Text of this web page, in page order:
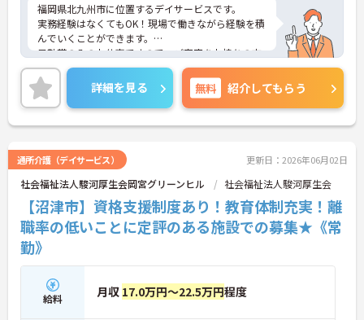
福岡県北九州市に位置するデイサービスです。
実務経験はなくてもOK！現場で働きながら経験を積
んでいくことができます。
日勤帯のみのお仕事ですので、ご家庭をお持ちの方
も働きやすい勤務時間でオススメです！
ご興味をお持ちの方はお気軽にお問い合わせくださ
い。
詳細を見る 無料 紹介してもらう
通所介護（デイサービス） 更新日：2026年06月02日
社会福祉法人駿河厚生会岡宮グリーンヒル 社会福祉法人駿河厚生会
【沼津市】資格支援制度あり！教育体制充実！離
職率の低いことに定評のある施設での募集★《常
勤》
給料 月収 17.0万円～22.5万円程度